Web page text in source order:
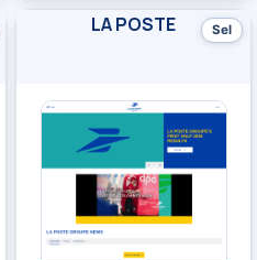
Sel
LA POSTE